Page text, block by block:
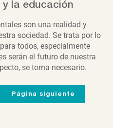
la educación
son una realidad y
sociedad. Se trata por lo
todos, especialmente
serán el futuro de nuestra
se torna necesario.
Página siguiente